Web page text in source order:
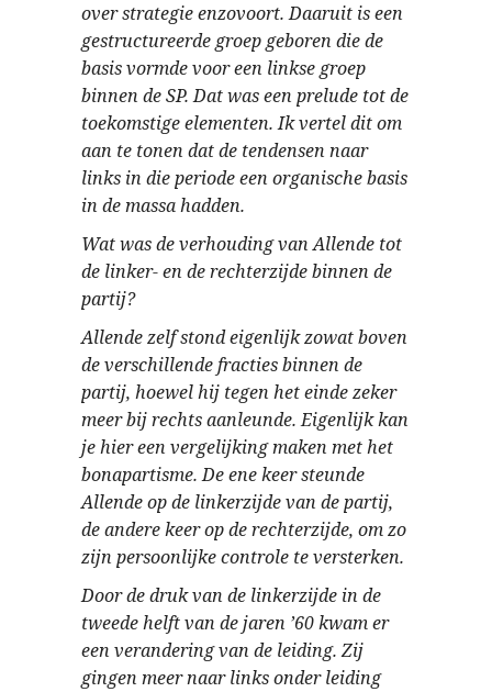
over strategie enzovoort. Daaruit is een
gestructureerde groep geboren die de
basis vormde voor een linkse groep
binnen de SP. Dat was een prelude tot de
toekomstige elementen. Ik vertel dit om
aan te tonen dat de tendensen naar
links in die periode een organische basis
in de massa hadden.
Wat was de verhouding van Allende tot
de linker- en de rechterzijde binnen de
partij?
Allende zelf stond eigenlijk zowat boven
de verschillende fracties binnen de
partij, hoewel hij tegen het einde zeker
meer bij rechts aanleunde. Eigenlijk kan
je hier een vergelijking maken met het
bonapartisme. De ene keer steunde
Allende op de linkerzijde van de partij,
de andere keer op de rechterzijde, om zo
zijn persoonlijke controle te versterken.
Door de druk van de linkerzijde in de
tweede helft van de jaren ’60 kwam er
een verandering van de leiding. Zij
gingen meer naar links onder leiding